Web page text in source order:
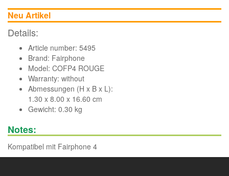
Neu Artikel
Details:
Article number: 5495
Brand: Fairphone
Model: COFP4 ROUGE
Warranty: without
Abmessungen (H x B x L):
1.30 x 8.00 x 16.60 cm
Gewicht: 0.30 kg
Notes:
Kompatibel mit Fairphone 4